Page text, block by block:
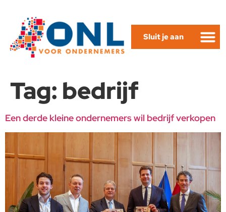
Sluit je aan
Tag: bedrijf
Een derde kleine ondernemers wil bedrijf verkopen